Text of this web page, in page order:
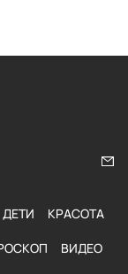
ДЕТИ КРАСОТА
ВИДЕО